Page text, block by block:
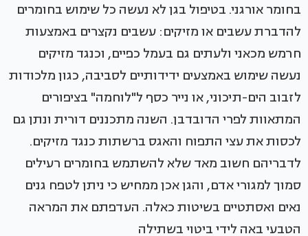
בחומר אורגני. בטיפול בגן לא נעשה כל שימוש בחומרים
להדברת עשבים או מזיקים: עשבים נקצרים באמצעות
חרמש מכאני ולעתים גם בעמל כפיים, וכנגד מזיקים
נעשה שימוש באמצעים ידידותיים לסביבה, כגון מלכודות
לזבוב הים-תיכוני, או נייר כסף ל"לוחמה" בציפורים
המתאוות לפרי הדובדבן. השנה מתכננים דורית ונתן גם
לכסות את עצי התפוח והאגס ברשתות כנגד מזיקים.
לדבריהם חשוב מאד שלא להשתמש בחומרים רעילים
סמוך למגורי אדם, והגן אכן ממחיש כי ניתן לטפח גנים
נאים ואסתטיים בשיטות כאלה. העדפתם את המראה
הטבעי באה לידי ביטוי בשתילה